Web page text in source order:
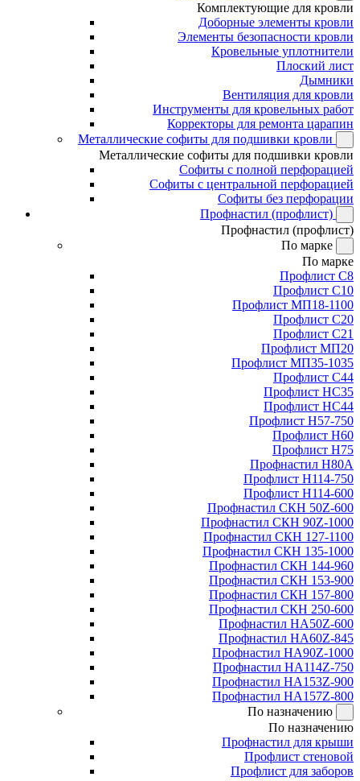
Комплектующие для кровли
Доборные элементы кровли
Элементы безопасности кровли
Кровельные уплотнители
Плоский лист
Дымники
Вентиляция для кровли
Инструменты для кровельных работ
Корректоры для ремонта царапин
Металлические софиты для подшивки кровли
Металлические софиты для подшивки кровли
Софиты с полной перфорацией
Софиты с центральной перфорацией
Софиты без перфорации
Профнастил (профлист)
Профнастил (профлист)
По марке
По марке
Профлист С8
Профлист С10
Профлист МП18-1100
Профлист С20
Профлист С21
Профлист МП20
Профлист МП35-1035
Профлист С44
Профлист НС35
Профлист НС44
Профлист Н57-750
Профлист Н60
Профлист Н75
Профнастил Н80А
Профлист Н114-750
Профлист Н114-600
Профнастил СКН 50Z-600
Профнастил СКН 90Z-1000
Профнастил СКН 127-1100
Профнастил СКН 135-1000
Профнастил СКН 144-960
Профнастил СКН 153-900
Профнастил СКН 157-800
Профнастил СКН 250-600
Профнастил НА50Z-600
Профнастил НА60Z-845
Профнастил НА90Z-1000
Профнастил НА114Z-750
Профнастил НА153Z-900
Профнастил НА157Z-800
По назначению
По назначению
Профнастил для крыши
Профлист стеновой
Профлист для заборов